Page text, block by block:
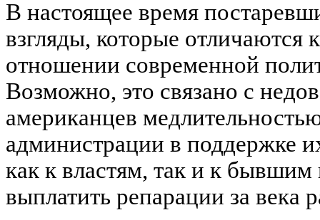
В настоящее время
взгляды, которые отличаются
отношении современной
Возможно, это связано с
американцев
администрации в поддержке
как к властям, так и к
выплатить репарации за века